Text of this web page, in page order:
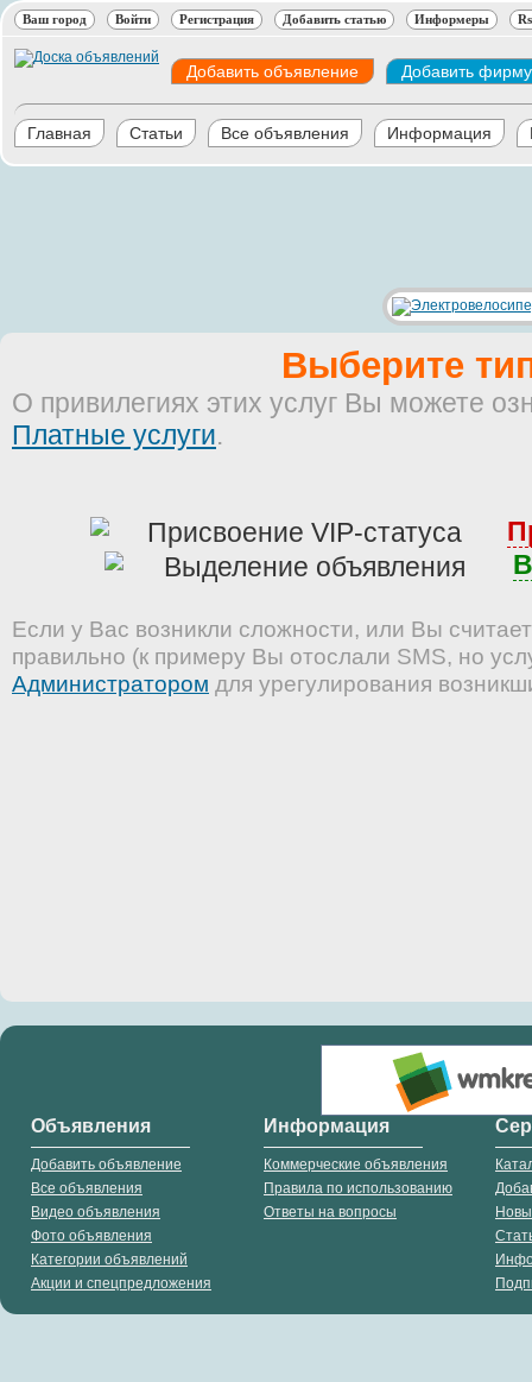
Ваш город Войти Регистрация Добавить статью Информеры
Добавить объявление Добавить фирму
Главная Статьи Все объявления Информация
Выберите
О привилегиях этих услуг Вы можете
Платные услуги.
Если у Вас возникли сложности, или Вы
правильно (к примеру Вы отослали SMS, но
Администратором для урегулирования
Объявления
Добавить объявление
Все объявления
Видео объявления
Фото объявления
Категории объявлений
Акции и спецпредложения
Информация
Коммерческие объявления
Правила по использованию
Ответы на вопросы